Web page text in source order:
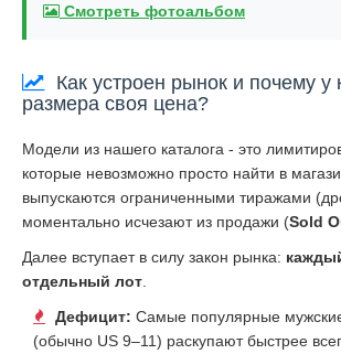
Смотреть фотоальбом
Как устроен рынок и почему у
размера своя цена?
Модели из нашего каталога - это
которые невозможно просто найти в
выпускаются ограниченными тиражами
моментально исчезают из продажи (Sold
Далее вступает в силу закон рынка:
отдельный лот
Дефицит: Самые популярные
(обычно US 9–11) раскупают быстрее